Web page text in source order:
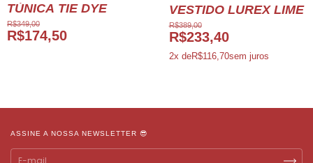
TÚNICA TIE DYE
R$349,00
R$174,50
VESTIDO LUREX LIME
R$389,00
R$233,40
2x deR$116,70sem juros
ASSINE A NOSSA NEWSLETTER 😎